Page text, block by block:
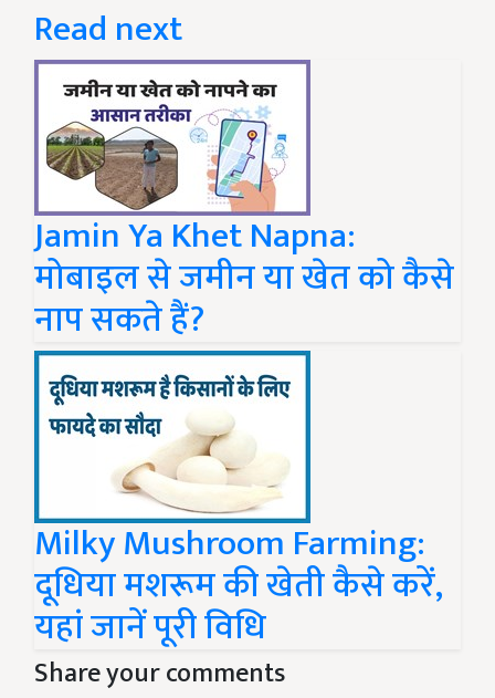
Read next
Jamin Ya Khet Napna:
मोबाइल से जमीन या खेत को कैसे
नाप सकते हैं?
Milky Mushroom Farming:
दूधिया मशरूम की खेती कैसे करें,
यहां जानें पूरी विधि
Share your comments